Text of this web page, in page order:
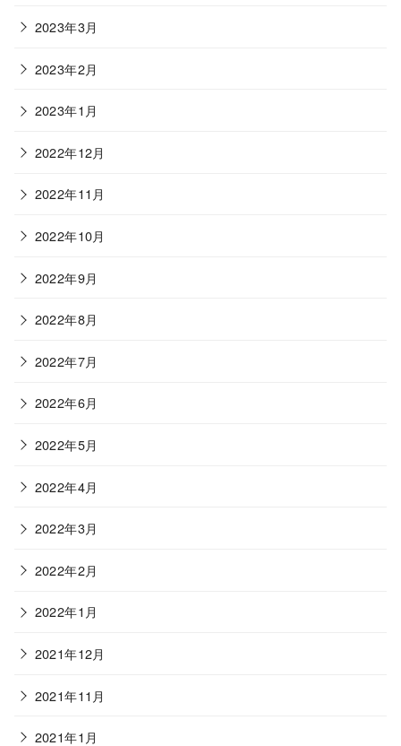
2023年3月
2023年2月
2023年1月
2022年12月
2022年11月
2022年10月
2022年9月
2022年8月
2022年7月
2022年6月
2022年5月
2022年4月
2022年3月
2022年2月
2022年1月
2021年12月
2021年11月
2021年1月